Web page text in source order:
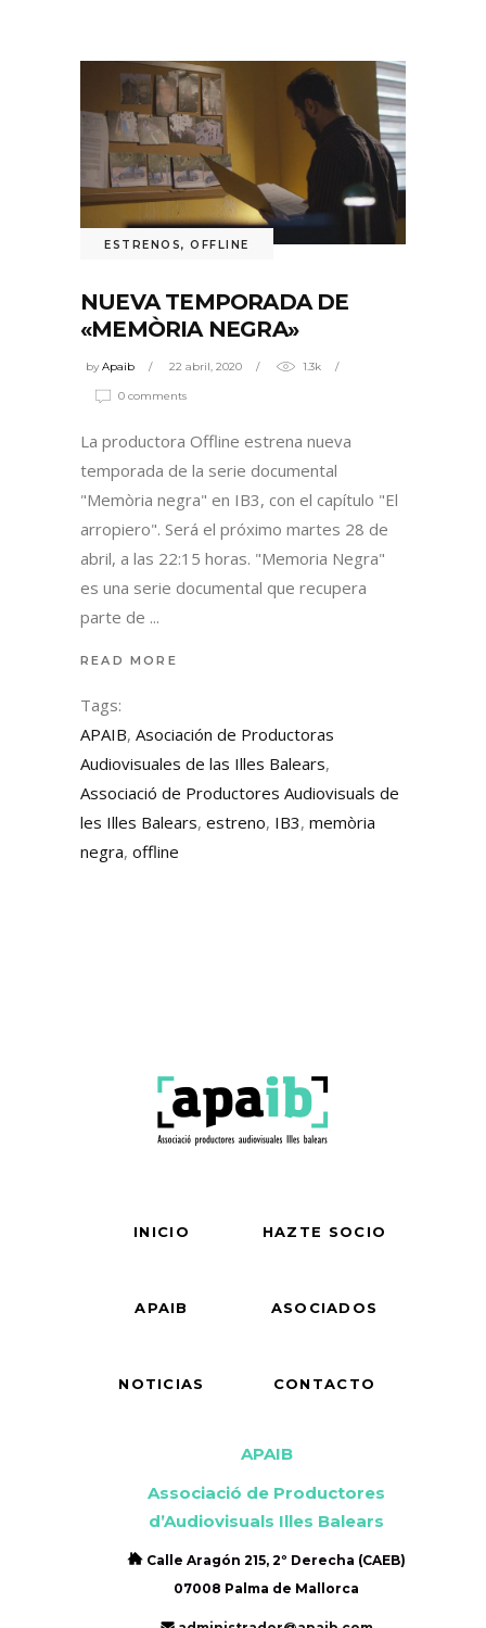
ESTRENOS, OFFLINE
NUEVA TEMPORADA DE
«MEMÒRIA NEGRA»
byApaib 22 abril, 2020 1.3k
0 comments
La productora Offline estrena nueva
temporada de la serie documental
"Memòria negra" en IB3, con el capítulo "El
arropiero". Será el próximo martes 28 de
abril, a las 22:15 horas. "Memoria Negra"
es una serie documental que recupera
parte de
READ MORE
Tags:
APAIB, Asociación de Productoras
Audiovisuales de las Illes Balears,
Associació de Productores Audiovisuals de
les Illes Balears, estreno, IB3, memòria
negra, offline
INICIO HAZTE SOCIO
APAIB ASOCIADOS
NOTICIAS CONTACTO
APAIB
Associació de Productores
d’Audiovisuals Illes Balears
Calle Aragón 215, 2º Derecha (CAEB)
07008 Palma de Mallorca